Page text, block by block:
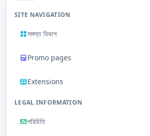
SITE NAVIGATION
সমস্ত বিভাগ
Promo pages
Extensions
LEGAL INFORMATION
পরিচিতি